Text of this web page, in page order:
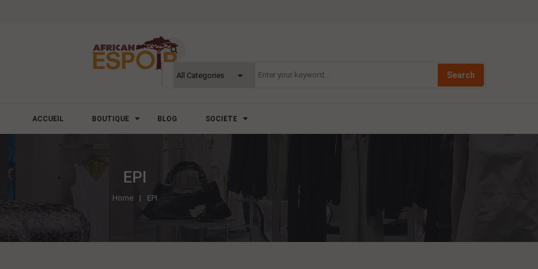
Search
ACCUEIL BOUTIQUE BLOG SOCIETE
EPI
Home EPI